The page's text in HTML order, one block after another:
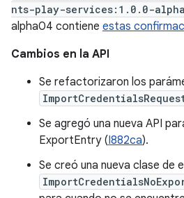
nts-play-services:1.0.0-
alpha04 contiene estas
Cambios en la API
Se refactorizaron los
Se agregó una nueva API
ExportEntry (I882ca).
Se creó una nueva clase de